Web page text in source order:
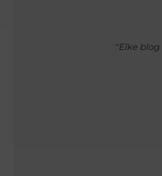
verademing. De verhalen
waar de kleine dingen de